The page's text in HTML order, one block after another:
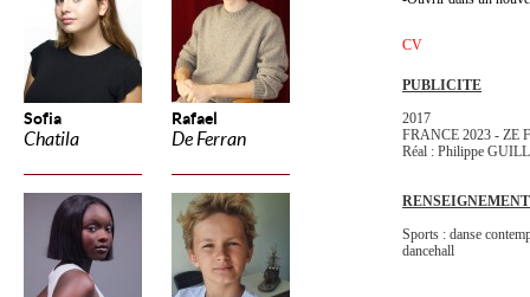
Sofia
Chatila
Rafael
De Ferran
CV
PUBLICITE
2017
FRANCE 2023 - ZE
Réal : Philippe
Sports : danse
dancehall